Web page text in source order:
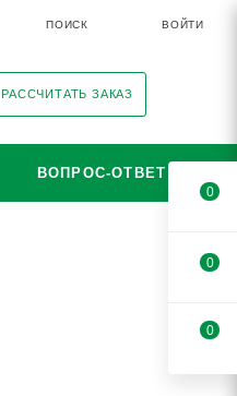
ПОИСК ВОЙТИ
РАССЧИТАТЬ ЗАКАЗ
ВОПРОС-ОТВЕТ
0
0
0